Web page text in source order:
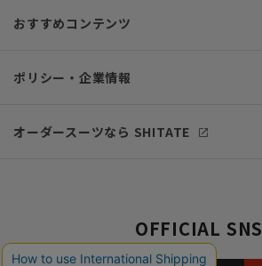
おすすめコンテンツ
ポリシー・企業情報
オーダースーツなら SHITATE
OFFICIAL SNS